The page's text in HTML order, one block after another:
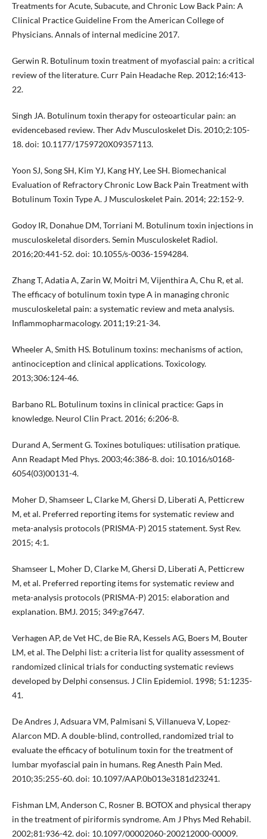
Treatments for Acute, Subacute, and Chronic Low Back Pain: A
Clinical Practice Guideline From the American College of
Physicians. Annals of internal medicine 2017.
Gerwin R. Botulinum toxin treatment of myofascial pain: a critical
review of the literature. Curr Pain Headache Rep. 2012;16:413-
22.
Singh JA. Botulinum toxin therapy for osteoarticular pain: an
evidencebased review. Ther Adv Musculoskelet Dis. 2010;2:105-
18. doi: 10.1177/1759720X09357113.
Yoon SJ, Song SH, Kim YJ, Kang HY, Lee SH. Biomechanical
Evaluation of Refractory Chronic Low Back Pain Treatment with
Botulinum Toxin Type A. J Musculoskelet Pain. 2014; 22:152-9.
Godoy IR, Donahue DM, Torriani M. Botulinum toxin injections in
musculoskeletal disorders. Semin Musculoskelet Radiol.
2016;20:441-52. doi: 10.1055/s-0036-1594284.
Zhang T, Adatia A, Zarin W, Moitri M, Vijenthira A, Chu R, et al.
The efficacy of botulinum toxin type A in managing chronic
musculoskeletal pain: a systematic review and meta analysis.
Inflammopharmacology. 2011;19:21-34.
Wheeler A, Smith HS. Botulinum toxins: mechanisms of action,
antinociception and clinical applications. Toxicology.
2013;306:124-46.
Barbano RL. Botulinum toxins in clinical practice: Gaps in
knowledge. Neurol Clin Pract. 2016; 6:206-8.
Durand A, Serment G. Toxines botuliques: utilisation pratique.
Ann Readapt Med Phys. 2003;46:386-8. doi: 10.1016/s0168-
6054(03)00131-4.
Moher D, Shamseer L, Clarke M, Ghersi D, Liberati A, Petticrew
M, et al. Preferred reporting items for systematic review and
meta-analysis protocols (PRISMA-P) 2015 statement. Syst Rev.
2015; 4:1.
Shamseer L, Moher D, Clarke M, Ghersi D, Liberati A, Petticrew
M, et al. Preferred reporting items for systematic review and
meta-analysis protocols (PRISMA-P) 2015: elaboration and
explanation. BMJ. 2015; 349:g7647.
Verhagen AP, de Vet HC, de Bie RA, Kessels AG, Boers M, Bouter
LM, et al. The Delphi list: a criteria list for quality assessment of
randomized clinical trials for conducting systematic reviews
developed by Delphi consensus. J Clin Epidemiol. 1998; 51:1235-
41.
De Andres J, Adsuara VM, Palmisani S, Villanueva V, Lopez-
Alarcon MD. A double-blind, controlled, randomized trial to
evaluate the efficacy of botulinum toxin for the treatment of
lumbar myofascial pain in humans. Reg Anesth Pain Med.
2010;35:255-60. doi: 10.1097/AAP.0b013e3181d23241.
Fishman LM, Anderson C, Rosner B. BOTOX and physical therapy
in the treatment of piriformis syndrome. Am J Phys Med Rehabil.
2002;81:936-42. doi: 10.1097/00002060-200212000-00009.